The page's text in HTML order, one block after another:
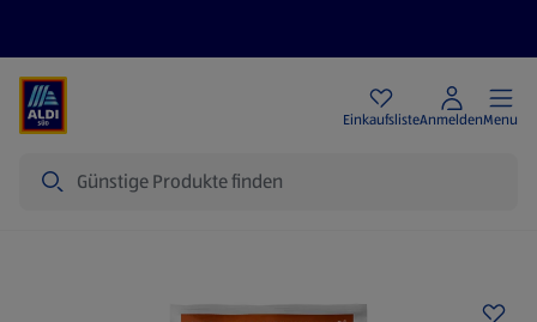
EinkaufslisteAnmeldenMenu